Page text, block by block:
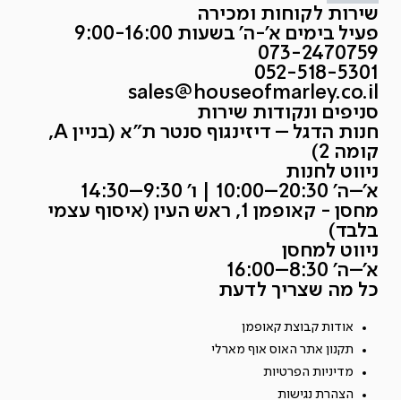
שירות לקוחות ומכירה
פעיל בימים א'-ה' בשעות 9:00-16:00
073-2470759
052-518-5301
sales@houseofmarley.co.il
סניפים ונקודות שירות
חנות הדגל – דיזינגוף סנטר ת״א (בניין A,
קומה 2)
ניווט לחנות
א׳–ה׳ 20:30–10:00 | ו׳ 9:30–14:30
מחסן - קאופמן 1, ראש העין (איסוף עצמי
בלבד)
ניווט למחסן
א׳–ה׳ 8:30–16:00
כל מה שצריך לדעת
אודות קבוצת קאופמן
תקנון אתר האוס אוף מארלי
מדיניות הפרטיות
הצהרת נגישות